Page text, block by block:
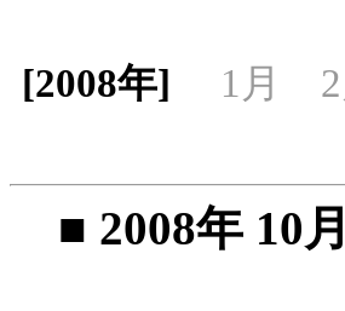
[2008年]
1月
■ 2008年 10